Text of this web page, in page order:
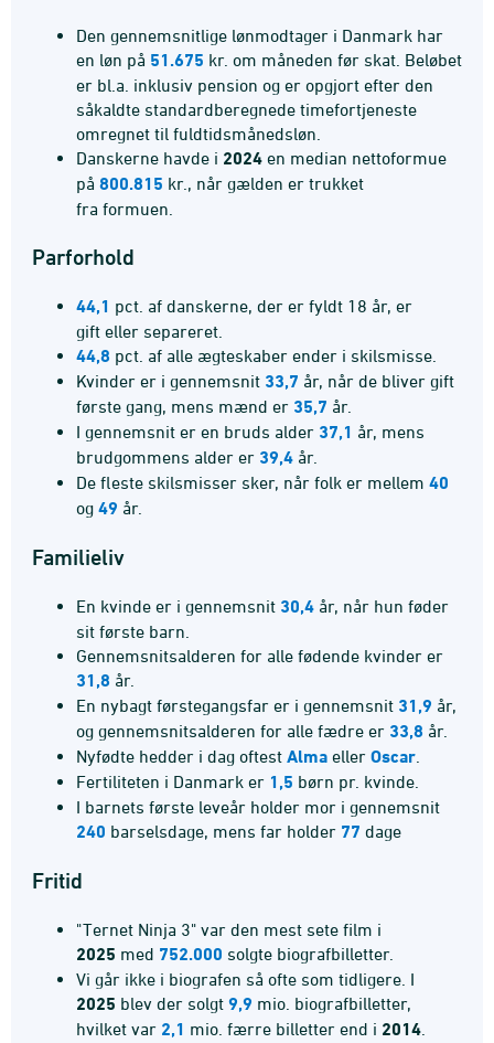
Den gennemsnitlige lønmodtager i Danmark har
en løn på 51.675 kr. om måneden før skat. Beløbet
er bl.a. inklusiv pension og er opgjort efter den
såkaldte standardberegnede timefortjeneste
omregnet til fuldtidsmånedsløn.
Danskerne havde i 2024 en median nettoformue
på 800.815 kr., når gælden er trukket
fra formuen.
Parforhold
44,1 pct. af danskerne, der er fyldt 18 år, er
gift eller separeret.
44,8 pct. af alle ægteskaber ender i skilsmisse.
Kvinder er i gennemsnit 33,7 år, når de bliver gift
første gang, mens mænd er 35,7 år.
I gennemsnit er en bruds alder 37,1 år, mens
brudgommens alder er 39,4 år.
De fleste skilsmisser sker, når folk er mellem 40
og 49 år.
Familieliv
En kvinde er i gennemsnit 30,4 år, når hun føder
sit første barn.
Gennemsnitsalderen for alle fødende kvinder er
31,8 år.
En nybagt førstegangsfar er i gennemsnit 31,9 år,
og gennemsnitsalderen for alle fædre er 33,8 år.
Nyfødte hedder i dag oftest Alma eller Oscar
Fertiliteten i Danmark er 1,5 børn pr. kvinde.
I barnets første leveår holder mor i gennemsnit
240 barselsdage, mens far holder 77 dage
Fritid
"Ternet Ninja 3" var den mest sete film i
2025 med 752.000 solgte biografbilletter.
Vi går ikke i biografen så ofte som tidligere. I
2025 blev der solgt 9,9 mio. biografbilletter,
hvilket var 2,1 mio. færre billetter end i 2014